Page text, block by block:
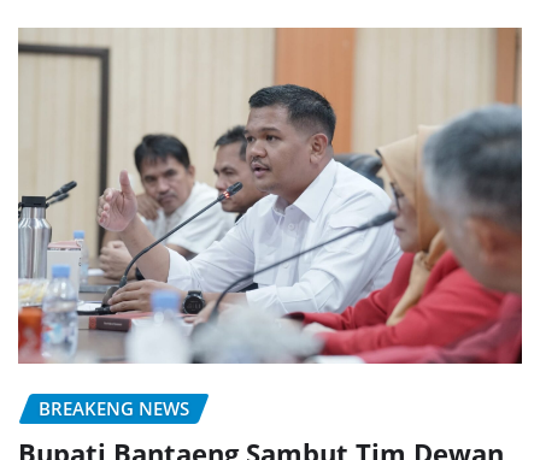
BREAKENG NEWS
Bupati Bantaeng Sambut Tim Dewan